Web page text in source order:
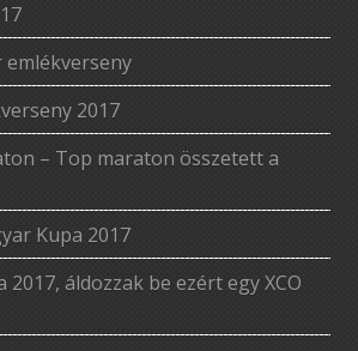
emlékverseny
2017
– Top maraton összetett a
Kupa 2017
áldozzak be ezért egy XCO